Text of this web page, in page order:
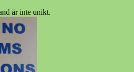
är inte unikt.